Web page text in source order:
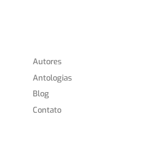
Autores
Antologias
Blog
Contato